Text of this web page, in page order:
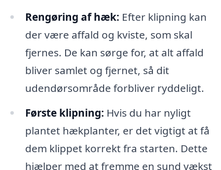
Rengøring af hæk: Efter klipning kan
der være affald og kviste, som skal
fjernes. De kan sørge for, at alt affald
bliver samlet og fjernet, så dit
udendørsområde forbliver ryddeligt.
Første klipning: Hvis du har nyligt
plantet hækplanter, er det vigtigt at få
dem klippet korrekt fra starten. Dette
hjælper med at fremme en sund vækst